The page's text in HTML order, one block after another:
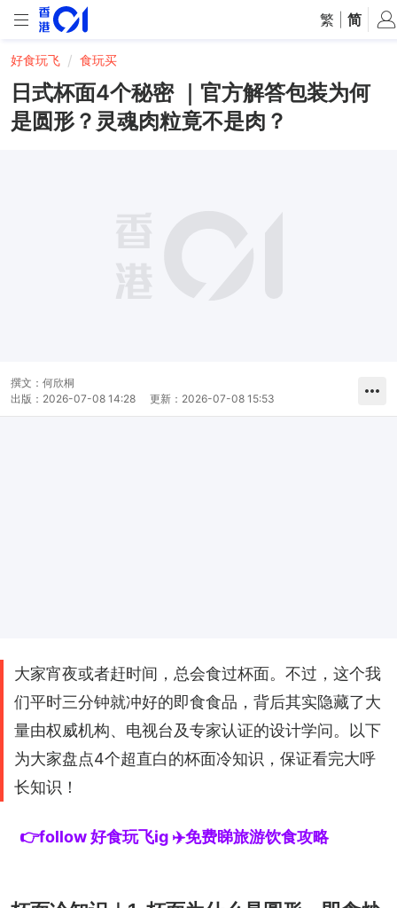
繁 简
好食玩飞 食玩买
日式杯面4个秘密 ｜官方解答包装为何
是圆形？灵魂肉粒竟不是肉？
撰文： 何欣桐
出版： 2026-07-08 14:28 更新： 2026-07-08 15:53
大家宵夜或者赶时间，总会食过杯面。不过，这个我
们平时三分钟就冲好的即食食品，背后其实隐藏了大
量由权威机构、电视台及专家认证的设计学问。以下
为大家盘点4个超直白的杯面冷知识，保证看完大呼
长知识！
👉follow 好食玩飞ig ✈️免费睇旅游饮食攻略